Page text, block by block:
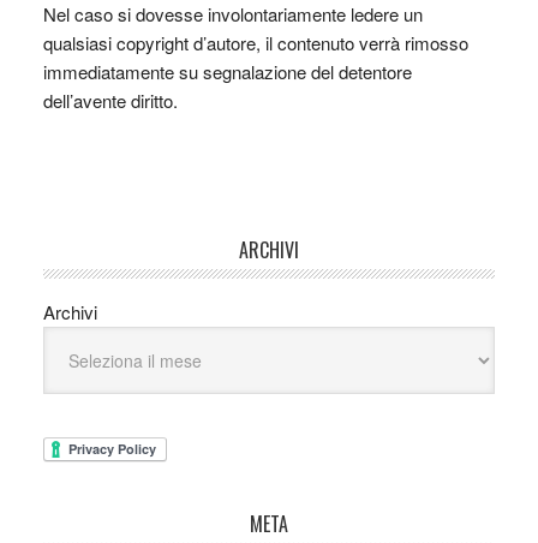
Nel caso si dovesse involontariamente ledere un
qualsiasi copyright d’autore, il contenuto verrà rimosso
immediatamente su segnalazione del detentore
dell’avente diritto.
ARCHIVI
Archivi
META